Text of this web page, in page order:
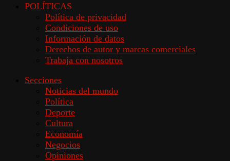
POLÍTICAS
Política de privacidad
Condiciones de uso
Información de datos
Derechos de autor y marcas comerciales
Trabaja con nosotros
Secciones
Noticias del mundo
Política
Deporte
Cultura
Economía
Negocios
Opiniones